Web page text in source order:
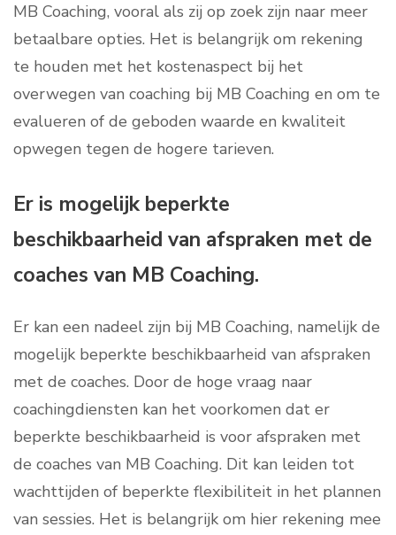
MB Coaching, vooral als zij op zoek zijn naar meer
betaalbare opties. Het is belangrijk om rekening
te houden met het kostenaspect bij het
overwegen van coaching bij MB Coaching en om te
evalueren of de geboden waarde en kwaliteit
opwegen tegen de hogere tarieven.
Er is mogelijk beperkte
beschikbaarheid van afspraken met de
coaches van MB Coaching.
Er kan een nadeel zijn bij MB Coaching, namelijk de
mogelijk beperkte beschikbaarheid van afspraken
met de coaches. Door de hoge vraag naar
coachingdiensten kan het voorkomen dat er
beperkte beschikbaarheid is voor afspraken met
de coaches van MB Coaching. Dit kan leiden tot
wachttijden of beperkte flexibiliteit in het plannen
van sessies. Het is belangrijk om hier rekening mee